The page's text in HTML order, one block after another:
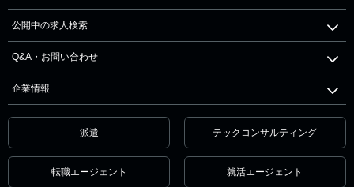
公開中の求人検索
Q&A・お問い合わせ
企業情報
派遣 テックコンサルティング
転職エージェント 就活エージェント